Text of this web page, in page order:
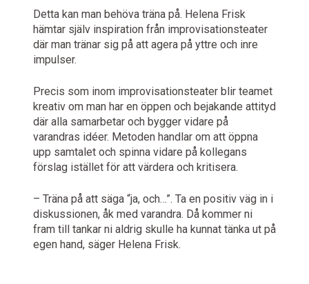
Detta kan man behöva träna på. Helena Frisk
hämtar själv inspiration från improvisationsteater
där man tränar sig på att agera på yttre och inre
impulser.
Precis som inom improvisationsteater blir teamet
kreativ om man har en öppen och bejakande attityd
där alla samarbetar och bygger vidare på
varandras idéer. Metoden handlar om att öppna
upp samtalet och spinna vidare på kollegans
förslag istället för att värdera och kritisera.
– Träna på att säga “ja, och…”. Ta en positiv väg in i
diskussionen, åk med varandra. Då kommer ni
fram till tankar ni aldrig skulle ha kunnat tänka ut på
egen hand, säger Helena Frisk.